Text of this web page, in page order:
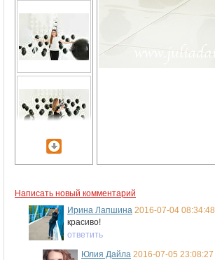
Написать новый комментарий
Ирина Лапшина 2016-07-04 08:34:48
красиво!
ответить
Юлия Дайла 2016-07-05 23:08:27